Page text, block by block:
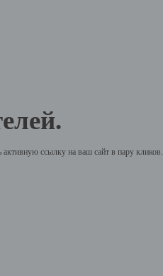
ссылку на ваш сайт в пару кликов.